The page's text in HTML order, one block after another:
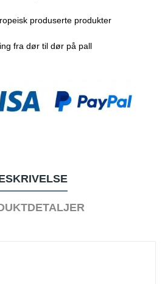
produserte produkter
fra dør til dør på pall